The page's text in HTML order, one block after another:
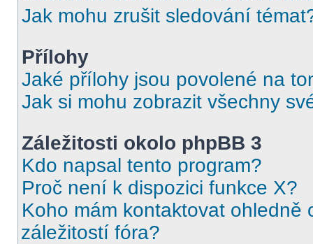
Jak mohu zrušit sledování
Přílohy
Jaké přílohy jsou povolené na
Jak si mohu zobrazit všechny
Záležitosti okolo phpBB 3
Kdo napsal tento program?
Proč není k dispozici funkce X?
Koho mám kontaktovat
záležitostí fóra?